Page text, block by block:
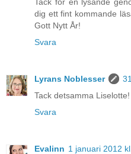
dig ett fint kommande
Gott Nytt År!
Svara
Lyrans Noblesser
Tack detsamma Liselotte!
Svara
Evalinn 1 januari 2012